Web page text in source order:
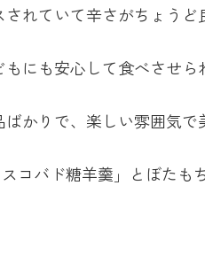
れていて辛さがちょうど
にも安心して食べさせら
かりで、楽しい雰囲気で
コバド糖羊羹」とぼたも